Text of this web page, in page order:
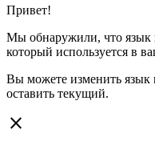
Привет!
Мы обнаружили, что язык
который используется в
Вы можете изменить язык
оставить текущий.
close